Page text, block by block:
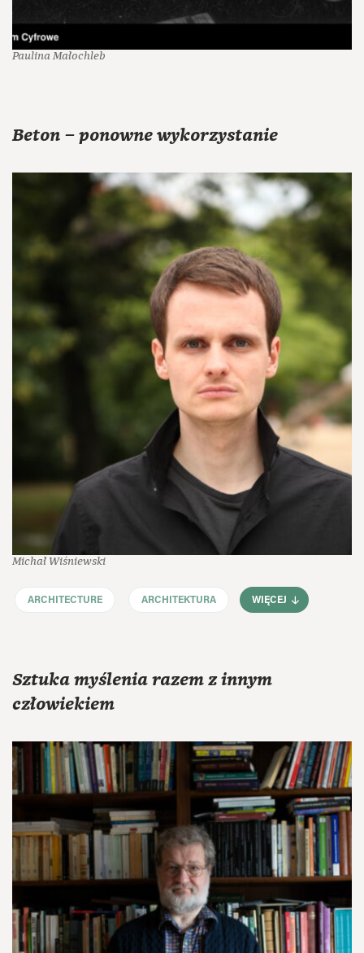
Paulina Małochleb
Beton – ponowne wykorzystanie
Michał Wiśniewski
ARCHITECTURE ARCHITEKTURA WIĘCEJ
Sztuka myślenia razem z innym
człowiekiem